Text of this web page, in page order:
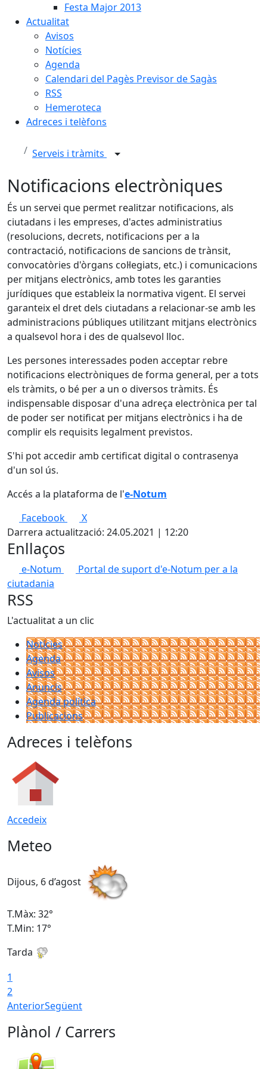
Festa Major 2013
Actualitat
Avisos
Notícies
Agenda
Calendari del Pagès Previsor de Sagàs
RSS
Hemeroteca
Adreces i telèfons
Serveis i tràmits
Notificacions electròniques
És un servei que permet realitzar notificacions, als
ciutadans i les empreses, d'actes administratius
(resolucions, decrets, notificacions per a la
contractació, notificacions de sancions de trànsit,
convocatòries d'òrgans col·legiats, etc.) i comunicacions
per mitjans electrònics, amb totes les garanties
jurídiques que estableix la normativa vigent. El servei
garanteix el dret dels ciutadans a relacionar-se amb les
administracions públiques utilitzant mitjans electrònics
a qualsevol hora i des de qualsevol lloc.
Les persones interessades poden acceptar rebre
notificacions electròniques de forma general, per a tots
els tràmits, o bé per a un o diversos tràmits. És
indispensable disposar d'una adreça electrònica per tal
de poder ser notificat per mitjans electrònics i ha de
complir els requisits legalment previstos.
S'hi pot accedir amb certificat digital o contrasenya
d'un sol ús.
Accés a la plataforma de l'e-Notum
Facebook
X
Darrera actualització: 24.05.2021 | 12:20
Enllaços
e-Notum
Portal de suport d'e-Notum per a la
ciutadania
RSS
L'actualitat a un clic
Notícies
Agenda
Avisos
Anuncis
Agenda política
Publicacions
Adreces i telèfons
Accedeix
Meteo
Dijous, 6 d’agost
T.Màx: 32°
T.Min: 17°
Tarda
1
2
AnteriorSegüent
Plànol / Carrers